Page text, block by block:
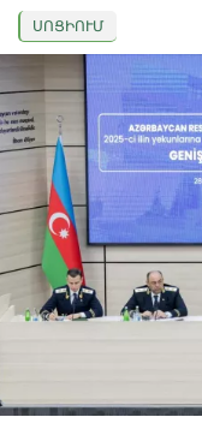
ՍՈՑԻՈՒՄ